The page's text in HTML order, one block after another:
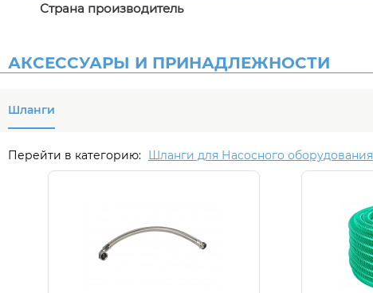
Страна производитель
АКСЕССУАРЫ И ПРИНАДЛЕЖНОСТИ
Шланги
Перейти в категорию: Шланги для Насосного оборудования